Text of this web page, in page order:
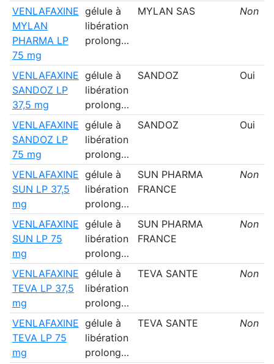
VENLAFAXINE
MYLAN
PHARMA LP
75 mg
gélule à
libération
prolong…
MYLAN SAS Non
VENLAFAXINE
SANDOZ LP
37,5 mg
gélule à
libération
prolong…
SANDOZ Oui
VENLAFAXINE
SANDOZ LP
75 mg
gélule à
libération
prolong…
SANDOZ Oui
VENLAFAXINE
SUN LP 37,5
mg
gélule à
libération
prolong…
SUN PHARMA
FRANCE
Non
VENLAFAXINE
SUN LP 75
mg
gélule à
libération
prolong…
SUN PHARMA
FRANCE
Non
VENLAFAXINE
TEVA LP 37,5
mg
gélule à
libération
prolong…
TEVA SANTE Non
VENLAFAXINE
TEVA LP 75
mg
gélule à
libération
prolong…
TEVA SANTE Non